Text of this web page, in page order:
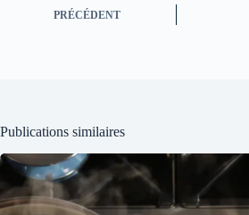
PRÉCÉDENT
Publications similaires